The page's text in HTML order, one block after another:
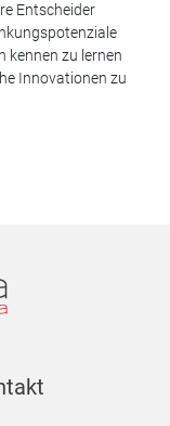
Entscheider
kennen zu lernen
Innovationen zu